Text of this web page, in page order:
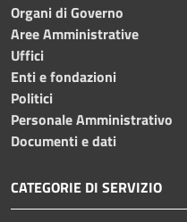
Organi di Governo
Aree Amministrative
Uffici
Enti e fondazioni
Politici
Personale Amministrativo
Documenti e dati
CATEGORIE DI SERVIZIO